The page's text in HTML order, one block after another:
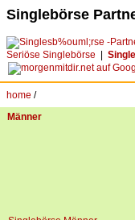
Singlebörse
Seriöse Singlebörse
home /
Männer